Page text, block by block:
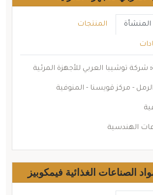
المنشأة المنتجات
شركة توشيبا العربي للأجهزة المرئية
- مركز قويسنا - المنوفية
الهندسية
الصناعات الغذائية فيمكوبيز